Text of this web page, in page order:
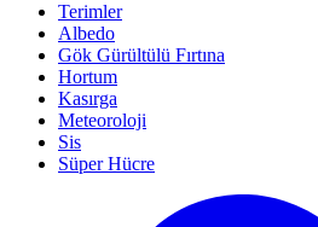
Terimler
Albedo
Gök Gürültülü Fırtına
Hortum
Kasırga
Meteoroloji
Sis
Süper Hücre